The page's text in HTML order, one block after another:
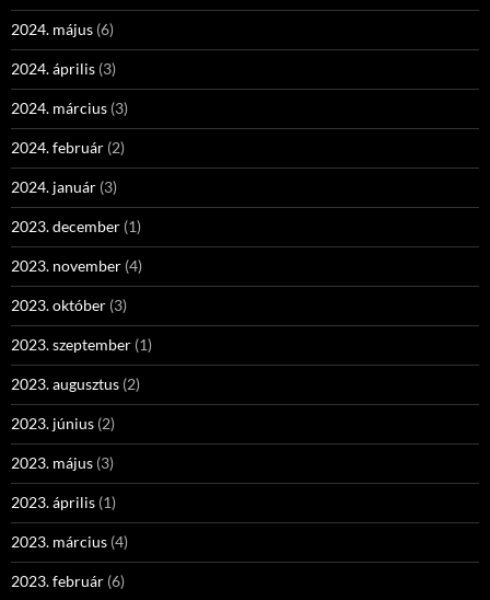
2024. május (6)
2024. április (3)
2024. március (3)
2024. február (2)
2024. január (3)
2023. december (1)
2023. november (4)
2023. október (3)
2023. szeptember (1)
2023. augusztus (2)
2023. június (2)
2023. május (3)
2023. április (1)
2023. március (4)
2023. február (6)